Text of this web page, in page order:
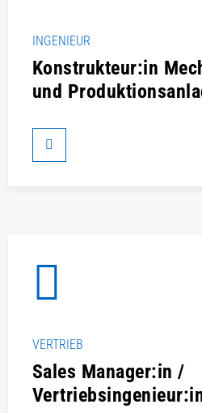
INGENIEUR
Konstrukteur:in
und
VERTRIEB
Sales Manager:in /